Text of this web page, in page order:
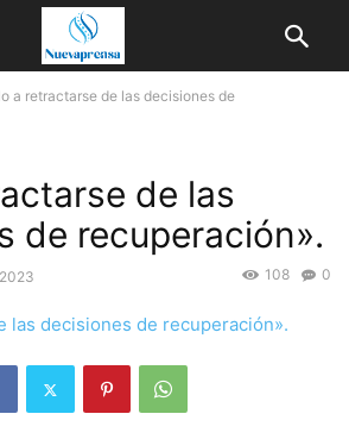
a retractarse de las decisiones de
de las
de recuperación».
0
108